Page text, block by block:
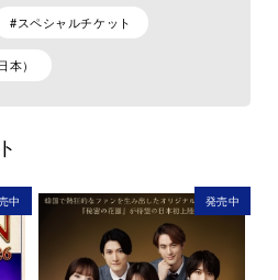
#スペシャルチケット
）
中 発売中